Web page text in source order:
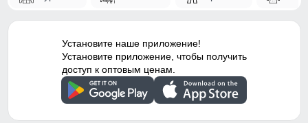
Установите наше приложение!
Установите приложение, чтобы получить
доступ к оптовым ценам.